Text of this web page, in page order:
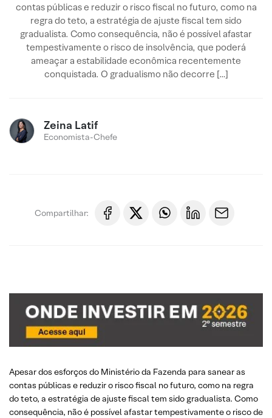
contas públicas e reduzir o risco fiscal no futuro, como na
regra do teto, a estratégia de ajuste fiscal tem sido
gradualista. Como consequência, não é possível afastar
tempestivamente o risco de insolvência, que poderá
ameaçar a estabilidade econômica recentemente
conquistada. O gradualismo não decorre […]
Zeina Latif
Economista-Chefe
Compartilhar:
Apesar dos esforços do Ministério da Fazenda para sanear as
contas públicas e reduzir o risco fiscal no futuro, como na regra
do teto, a estratégia de ajuste fiscal tem sido gradualista. Como
consequência, não é possível afastar tempestivamente o risco de